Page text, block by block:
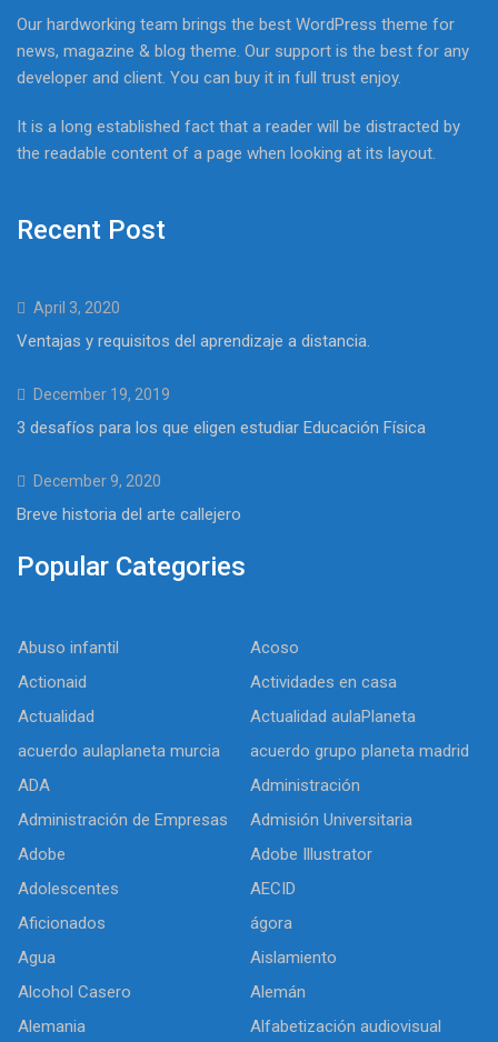
Our hardworking team brings the best WordPress theme for
news, magazine & blog theme. Our support is the best for any
developer and client. You can buy it in full trust enjoy.
It is a long established fact that a reader will be distracted by
the readable content of a page when looking at its layout.
Recent Post
April 3, 2020
Ventajas y requisitos del aprendizaje a distancia.
December 19, 2019
3 desafíos para los que eligen estudiar Educación Física
December 9, 2020
Breve historia del arte callejero
Popular Categories
Abuso infantil
Acoso
Actionaid
Actividades en casa
Actualidad
Actualidad aulaPlaneta
acuerdo aulaplaneta murcia
acuerdo grupo planeta madrid
ADA
Administración
Administración de Empresas
Admisión Universitaria
Adobe
Adobe Illustrator
Adolescentes
AECID
Aficionados
ágora
Agua
Aislamiento
Alcohol Casero
Alemán
Alemania
Alfabetización audiovisual